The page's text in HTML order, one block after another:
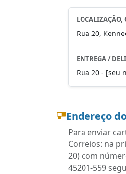
LOCALIZAÇÃO,
Rua 20,
ENTREGA /
Rua 20 - [seu
Endereço
Para enviar
Correios: na
20) com
45201-559